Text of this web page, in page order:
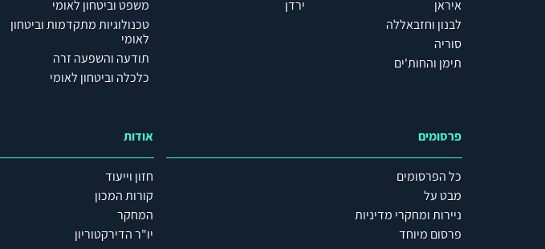
איראן
לבנון וחזבאללה
סוריה
תימן והחות'ים
ירדן
משפט וביטחון לאומי
טכנולוגיות מתקדמות וביטחון
לאומי
תודעה והשפעה זרה
כלכלה וביטחון לאומי
פרסומים
כל הפרסומים
מבט על
ניירות ומחקרי מדיניות
פרסום מיוחד
אודות
חזון וייעוד
קורות המכון
המחקר
יו"ר הדירקטוריון